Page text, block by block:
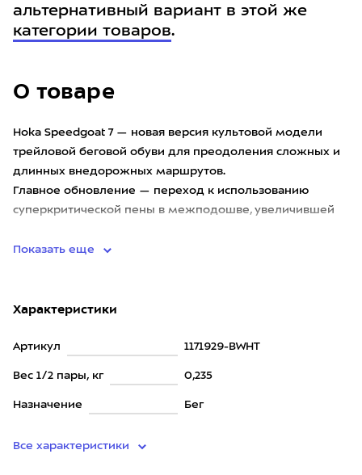
О товаре
Hoka Speedgoat 7 — новая версия культовой модели
трейловой беговой обуви для преодоления сложных и
длинных внедорожных маршрутов.
Главное обновление — переход к использованию
суперкритической пены в межподошве, увеличившей
Показать еще
Характеристики
Артикул 1171929-BWHT
Вес 1/2 пары, кг 0,235
Назначение Бег
Все характеристики
альтернативный вариант в этой же
категории товаров.